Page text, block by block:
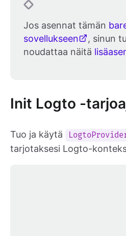
Jos asennat tämän
sovellukseen
, sinun
noudattaa näitä
Init Logto -
Tuo ja käytä
tarjotaksesi Logto-